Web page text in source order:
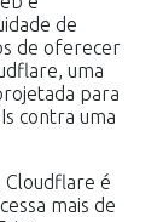
de
de oferecer
uma
para
contra uma
Cloudflare é
mais de